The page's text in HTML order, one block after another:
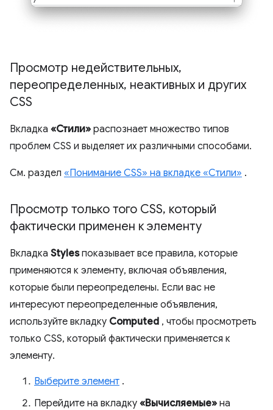
Просмотр недействительных,
переопределенных, неактивных и других
CSS
Вкладка «Стили» распознает множество типов
проблем CSS и выделяет их различными способами.
См. раздел «Понимание CSS» на вкладке «Стили» .
Просмотр только того CSS, который
фактически применен к элементу
Вкладка Stylesпоказывает все правила, которые
применяются к элементу, включая объявления,
которые были переопределены. Если вас не
интересуют переопределенные объявления,
используйте вкладку Computed , чтобы просмотреть
только CSS, который фактически применяется к
элементу.
Выберите элемент .
Перейдите на вкладку «Вычисляемые» на